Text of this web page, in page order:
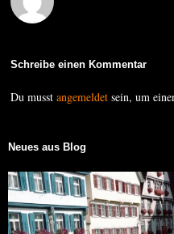
Schreibe einen Kommentar
Du musstangemeldet sein, um
Neues aus Blog